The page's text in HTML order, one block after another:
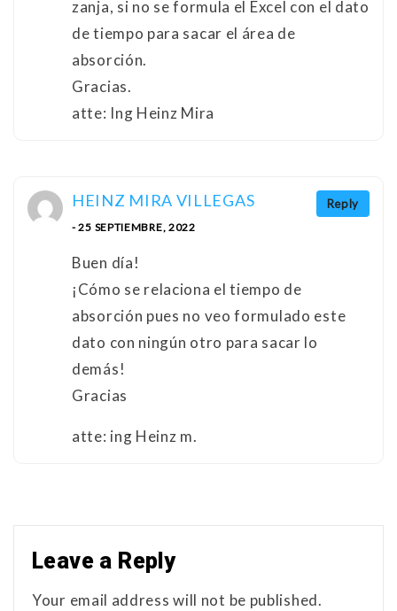
zanja, si no se formula el Excel con el dato
de tiempo para sacar el área de
absorción.
Gracias.
atte: Ing Heinz Mira
Reply
HEINZ MIRA VILLEGAS
- 25 SEPTIEMBRE, 2022
Buen día!
¡Cómo se relaciona el tiempo de
absorción pues no veo formulado este
dato con ningún otro para sacar lo
demás!
Gracias
atte: ing Heinz m.
Leave a Reply
Your email address will not be published.